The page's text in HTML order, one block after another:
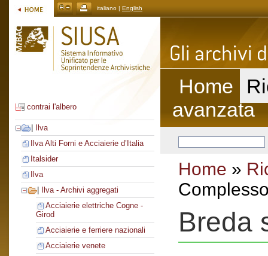
italiano | English
contrai l'albero
Ilva
Ilva Alti Forni e Acciaierie d’Italia
Italsider
Ilva
Ilva - Archivi aggregati
Acciaierie elettriche Cogne -
Girod
Acciaierie e ferriere nazionali
Acciaierie venete
Home
avanzata
Home »
Breda